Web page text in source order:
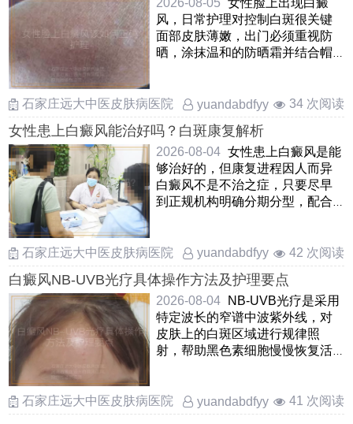
2026-08-05 女性脸上出现白癜
风，日常护理对控制白斑很关键
面部皮肤薄嫩，出门必须重视防
晒，涂抹温和的防晒霜并结合帽
石家庄远大中医皮肤病医院
yuandabdfyy 34 次阅读
女性患上白癜风能治好吗？白斑康复解析
2026-08-04 女性患上白癜风是能
够治好的，但康复进程因人而异
白癜风不是不治之症，只要尽早
到正规机构明确分期分型，配合
石家庄远大中医皮肤病医院
yuandabdfyy 42 次阅读
白癜风NB-UVB光疗具体操作方法及护理要点
2026-08-04
NB-UVB光疗是采用
特定波长的窄谱中波紫外线，对
皮肤上的白斑区域进行规律照
射，帮助黑色素细胞慢慢恢复活
石家庄远大中医皮肤病医院
yuandabdfyy 41 次阅读